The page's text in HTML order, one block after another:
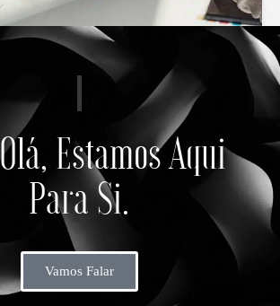
Estamos Aqui
Para Si.
Vamos Falar